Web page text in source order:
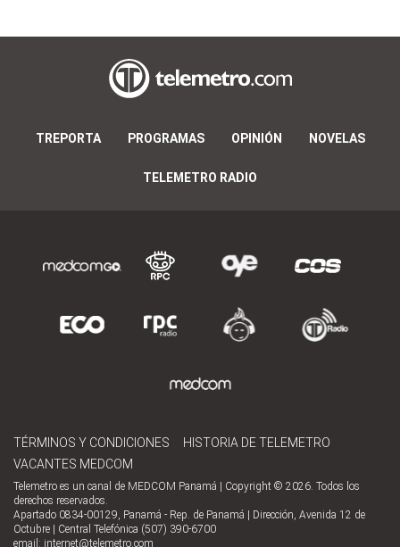
TREPORTA PROGRAMAS OPINIÓN NOVELAS
TELEMETRO RADIO
TÉRMINOS Y CONDICIONES
HISTORIA DE TELEMETRO
VACANTES MEDCOM
Telemetro es un canal de MEDCOM Panamá | Copyright © 2026. Todos los
derechos reservados.
Apartado 0834-00129, Panamá - Rep. de Panamá | Dirección, Avenida 12 de
Octubre | Central Telefónica (507) 390-6700
email: internet@telemetro.com